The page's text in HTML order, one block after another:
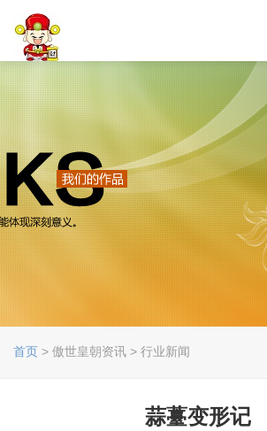
首页 > 傲世皇朝资讯 > 行业新闻
蒜薹变形记